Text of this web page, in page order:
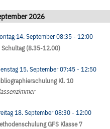
2026
14. September08:35- 12:00
Schultag (8.35-12.00)
15. September07:45- 12:50
Kl. 10
18. September08:30- 12:00
GFS Klasse 7